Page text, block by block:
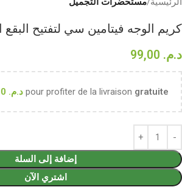
كريم الوجه فيتامين سي لتفتيح البقع
د.م.
د.م. pour profiter de la livraison gratuite
إضافة إلى السلة
اشتري الآن